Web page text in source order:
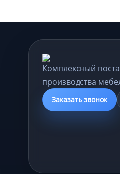
Комплексный
производства
Заказать звонок